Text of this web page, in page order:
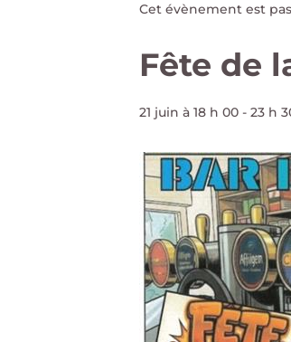
Cet évènement est
Fête de
21 juin à 18 h 00 -23 h